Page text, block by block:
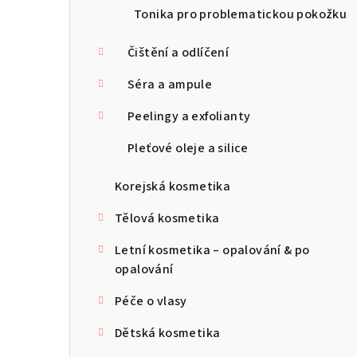
Tonika pro problematickou pokožku
Čištění a odlíčení
Séra a ampule
Peelingy a exfolianty
Pleťové oleje a silice
Korejská kosmetika
Tělová kosmetika
Letní kosmetika – opalování & po
opalování
Péče o vlasy
Dětská kosmetika